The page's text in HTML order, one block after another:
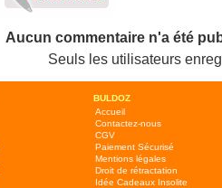
Aucun commentaire n'a été
Seuls les utilisateurs
BULDOZ
Accueil
Contactez-nous
CGV
Paiement Sécurisé
Mentions légales
Droit de rétractation
Idée Cadeaux Insolite